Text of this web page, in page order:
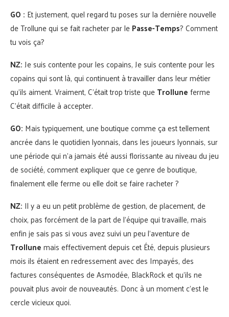
GO : Et justement, quel regard tu poses sur la dernière nouvelle
de Trollune qui se fait racheter par lePasse-Temps? Comment
tu vois ça?
NZ:Je suis contente pour les copains, Je suis contente pour les
copains qui sont là, qui continuent à travailler dans leur métier
qu’ils aiment. Vraiment, C’était trop triste queTrolluneferme
C’était difficile à accepter.
GO: Mais typiquement, une boutique comme ça est tellement
ancrée dans le quotidien lyonnais, dans les joueurs lyonnais, sur
une période qui n’a jamais été aussi florissante au niveau du jeu
de société, comment expliquer que ce genre de boutique,
finalement elle ferme ou elle doit se faire racheter ?
NZ: Il y a eu un petit problème de gestion, de placement, de
choix, pas forcément de la part de l’équipe qui travaille, mais
enfin je sais pas si vous avez suivi un peu l’aventure de
Trollunemais effectivement depuis cet Été, depuis plusieurs
mois ils étaient en redressement avec des Impayés, des
factures conséquentes de Asmodée, BlackRock et qu’ils ne
pouvait plus avoir de nouveautés. Donc à un moment c’est le
cercle vicieux quoi.